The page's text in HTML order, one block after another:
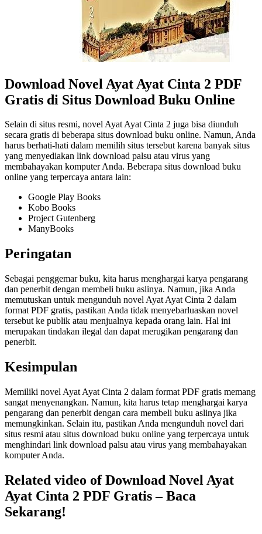
Download Novel Ayat Ayat Cinta 2 PDF
Gratis di Situs Download Buku Online
Selain di situs resmi, novel Ayat Ayat Cinta 2 juga bisa diunduh
secara gratis di beberapa situs download buku online. Namun, Anda
harus berhati-hati dalam memilih situs tersebut karena banyak situs
yang menyediakan link download palsu atau virus yang
membahayakan komputer Anda. Beberapa situs download buku
online yang terpercaya antara lain:
Google Play Books
Kobo Books
Project Gutenberg
ManyBooks
Peringatan
Sebagai penggemar buku, kita harus menghargai karya pengarang
dan penerbit dengan membeli buku aslinya. Namun, jika Anda
memutuskan untuk mengunduh novel Ayat Ayat Cinta 2 dalam
format PDF gratis, pastikan Anda tidak menyebarluaskan novel
tersebut ke publik atau menjualnya kepada orang lain. Hal ini
merupakan tindakan ilegal dan dapat merugikan pengarang dan
penerbit.
Kesimpulan
Memiliki novel Ayat Ayat Cinta 2 dalam format PDF gratis memang
sangat menyenangkan. Namun, kita harus tetap menghargai karya
pengarang dan penerbit dengan cara membeli buku aslinya jika
memungkinkan. Selain itu, pastikan Anda mengunduh novel dari
situs resmi atau situs download buku online yang terpercaya untuk
menghindari link download palsu atau virus yang membahayakan
komputer Anda.
Related video of Download Novel Ayat
Ayat Cinta 2 PDF Gratis – Baca
Sekarang!